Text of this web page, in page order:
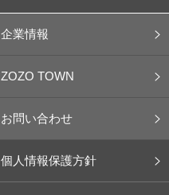
企業情報
ZOZO TOWN
お問い合わせ
個人情報保護方針